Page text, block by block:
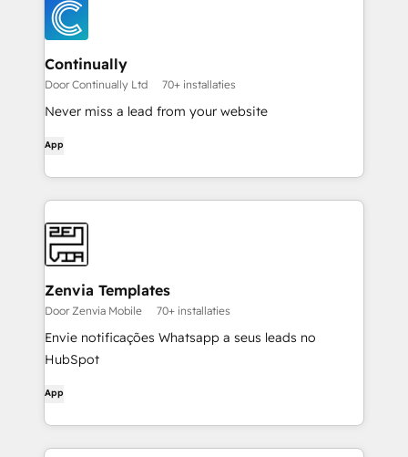
Continually
Door Continually Ltd 70+ installaties
Never miss a lead from your website
App
Zenvia Templates
Door Zenvia Mobile 70+ installaties
Envie notificações Whatsapp a seus leads no
HubSpot
App